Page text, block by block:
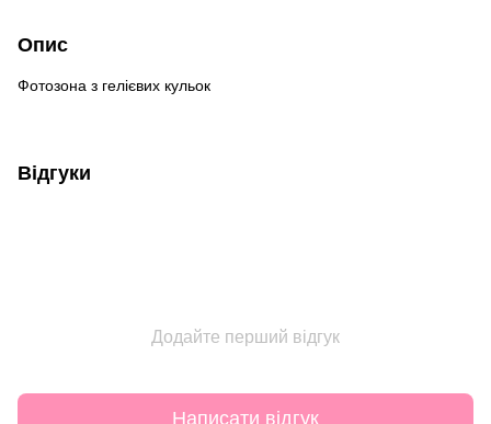
Опис
Фотозона з гелієвих кульок
Відгуки
Додайте перший відгук
Написати відгук